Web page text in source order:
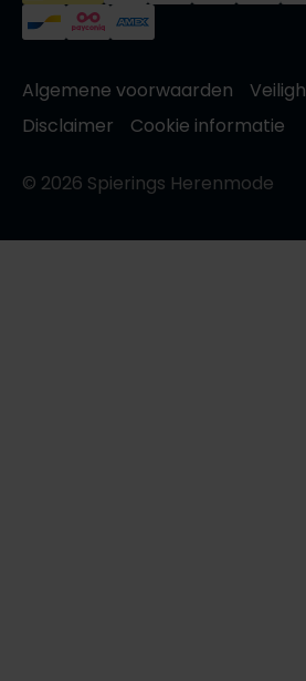
Algemene voorwaarden
Disclaimer
Cookie informatie
© 2026 Spierings Herenmode